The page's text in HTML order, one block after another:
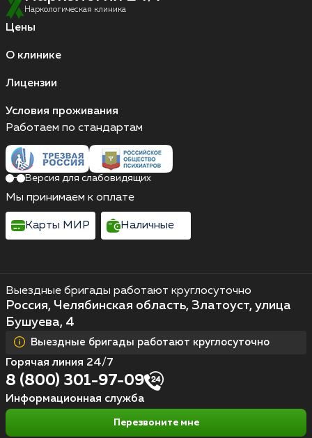
Наркологическая клиника
Цены
О клинике
Лицензии
Условия проживания
Выездные бригады работают круглосуточно
Россия, Челябинская область, Златоуст, улица
Бушуева, 4
Выездные бригады работают круглосуточно
Горячая линия 24/7
8 (800) 301-97-09
Информационная служба
Перезвоните мне
Работаем по стандартам
Версия для слабовидящих
Мы принимаем к оплате
Карты МИР Наличные